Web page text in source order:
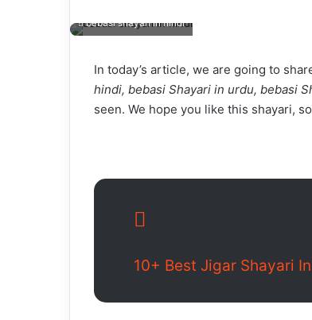
bebasi shayari in hindi
In today’s article, we are going to
hindi, bebasi Shayari in urdu, bebasi
seen. We hope you like this shayari,
10+ Best Jigar Shayari In